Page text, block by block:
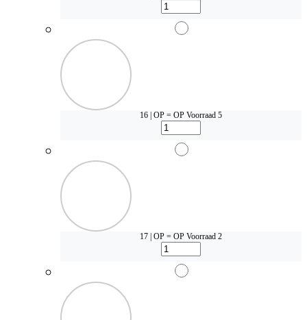
16 | OP = OP Voorraad 5
17 | OP = OP Voorraad 2